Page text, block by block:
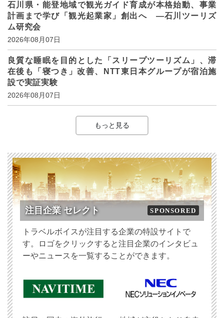
石川県・能登地域で観光ガイド育成が本格始動、事業
計画まで学び「観光起業家」創出へ ―石川ツーリズ
ム研究会
2026年08月07日
良質な睡眠を目的とした「スリープツーリズム」、滞
在後も「寝つき」改善、NTT東日本グループが宿泊施
設で実証実験
2026年08月07日
もっと見る
注目企業 セレクト SPONSORED
トラベルボイスが注目する企業の特設サイトで
す。ロゴをクリックすると注目企業のインタビュ
ーやニュースを一覧することができます。